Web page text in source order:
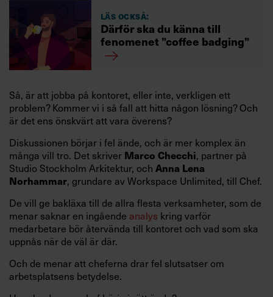
Läs också:
Därför ska du känna till
fenomenet ”coffee badging”
Så, är att jobba på kontoret, eller inte, verkligen ett
problem? Kommer vi i så fall att hitta någon lösning? Och
är det ens önskvärt att vara överens?
Diskussionen börjar i fel ände, och är mer komplex än
många vill tro. Det skriver Marco Checchi, partner på
Studio Stockholm Arkitektur, och Anna Lena
Norhammar, grundare av Workspace Unlimited, till Chef.
De vill ge bakläxa till de allra flesta verksamheter, som de
menar saknar en ingående analys kring varför
medarbetare bör återvända till kontoret och vad som ska
uppnås när de väl är där.
Och de menar att cheferna drar fel slutsatser om
arbetsplatsens betydelse.